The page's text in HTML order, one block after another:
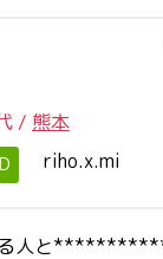
/ 熊本
riho.x.mi
る人と